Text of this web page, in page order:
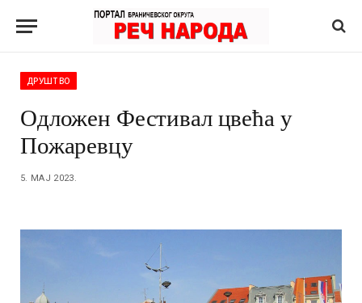
ДРУШТВО
Одложен Фестивал цвећа у
Пожаревцу
5. МАЈ 2023.